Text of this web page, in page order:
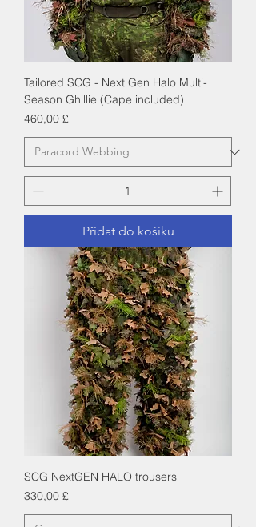
Tailored SCG - Next Gen Halo Multi-
Season Ghillie (Cape included)
Cena
460,00 £
Přidat do košíku
SCG NextGEN HALO trousers
Cena
330,00 £